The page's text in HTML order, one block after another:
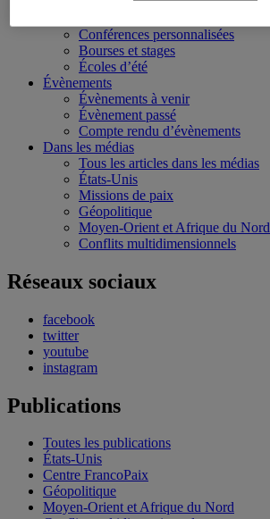
Conférences personnalisées
Bourses et stages
Écoles d’été
Évènements
Évènements à venir
Évènement passé
Compte rendu d’évènements
Dans les médias
Tous les articles dans les médias
États-Unis
Missions de paix
Géopolitique
Moyen-Orient et Afrique du Nord
Conflits multidimensionnels
Réseaux sociaux
facebook
twitter
youtube
instagram
Publications
Toutes les publications
États-Unis
Centre FrancoPaix
Géopolitique
Moyen-Orient et Afrique du Nord